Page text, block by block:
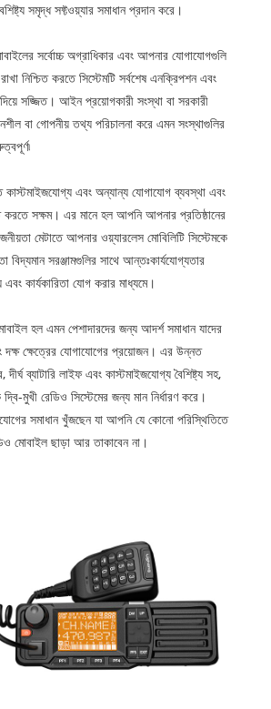
সমৃদ্ধ সফ্টওয়্যার সমাধান প্রদান করে।
সর্বোচ্চ অগ্রাধিকার এবং আপনার যোগাযোগগুলি
নিশ্চিত করতে সিস্টেমটি সর্বশেষ এনক্রিপশন এবং
সজ্জিত। আইন প্রয়োগকারী সংস্থা বা সরকারী
বা গোপনীয় তথ্য পরিচালনা করে এমন সংস্থাগুলির
এবং অন্যান্য যোগাযোগ ব্যবস্থা এবং
সক্ষম। এর মানে হল আপনি আপনার প্রতিষ্ঠানের
মেটাতে আপনার ওয়্যারলেস মোবিলিটি সিস্টেমকে
বিদ্যমান সরঞ্জামগুলির সাথে আন্তঃকার্যযোগ্যতার
এবং কার্যকারিতা যোগ করার মাধ্যমে।
হল এমন পেশাদারদের জন্য আদর্শ সমাধান যাদের
দক্ষ ক্ষেত্রের যোগাযোগের প্রয়োজন। এর উন্নত
ব্যাটারি লাইফ এবং কাস্টমাইজযোগ্য বৈশিষ্ট্য সহ,
মুখী রেডিও সিস্টেমের জন্য মান নির্ধারণ করে।
সমাধান খুঁজছেন যা আপনি যে কোনো পরিস্থিতিতে
মোবাইল ছাড়া আর তাকাবেন না।